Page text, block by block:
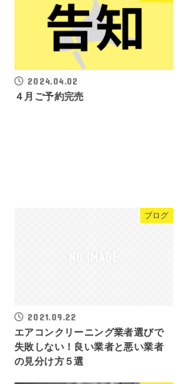
2024.04.02
４月ご予約完売
ブログ
2021.09.22
エアコンクリーニング業者選びで
失敗しない！良い業者と悪い業者
の見分け方５選